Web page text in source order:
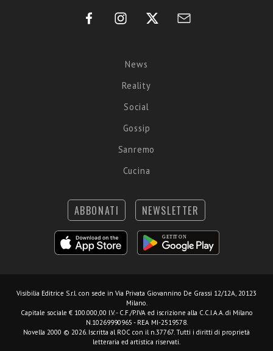
News
Reality
Social
Gossip
Sanremo
Cucina
ABBONATI NEWSLETTER
Visibilia Editrice S.r.l. con sede in Via Privata Giovannino De Grassi 12/12A, 20123
Milano.
Capitale sociale € 100.000,00 I.V. - C.F./P.IVA ed iscrizione alla C.C.I.A.A. di Milano
N.10269990965 - REA MI-2519578.
Novella 2000 © 2026. Iscritta al ROC con il n.37767. Tutti i diritti di proprietà
letteraria ed artistica riservati.